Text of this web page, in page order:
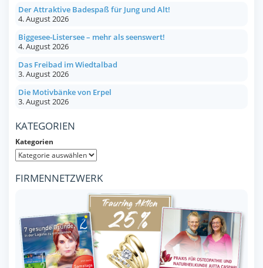
Der Attraktive Badespaß für Jung und Alt!
4. August 2026
Biggesee-Listersee – mehr als seenswert!
4. August 2026
Das Freibad im Wiedtalbad
3. August 2026
Die Motivbänke von Erpel
3. August 2026
KATEGORIEN
Kategorien
FIRMENNETZWERK